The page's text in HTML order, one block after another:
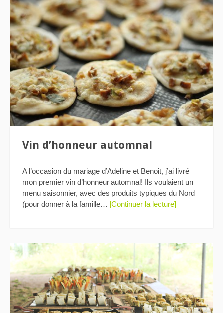
Vin d’honneur automnal
A l’occasion du mariage d’Adeline et Benoit, j’ai livré
mon premier vin d’honneur automnal! Ils voulaient un
menu saisonnier, avec des produits typiques du Nord
(pour donner à la famille… [Continuer la lecture]